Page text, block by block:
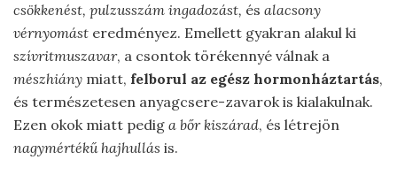
csökkenést, pulzusszám ingadozást, és alacsony
vérnyomást eredményez. Emellett gyakran alakul ki
szívritmuszavar, a csontok törékennyé válnak a
mészhiány miatt, felborul az egész hormonháztartás,
és természetesen anyagcsere-zavarok is kialakulnak.
Ezen okok miatt pedig a bőr kiszárad, és létrejön
nagymértékű hajhullás is.